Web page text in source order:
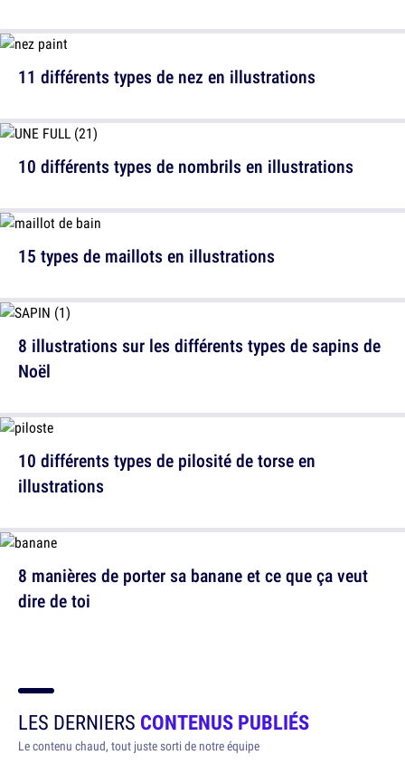
11 différents types de nez en illustrations
15 types de maillots en illustrations
8 illustrations sur les différents types de sapins de
Noël
8 manières de porter sa banane et ce que ça veut
dire de toi
10 différents types de nombrils en illustrations
10 différents types de pilosité de torse en
illustrations
LES DERNIERS CONTENUS PUBLIÉS
Le contenu chaud, tout juste sorti de notre équipe